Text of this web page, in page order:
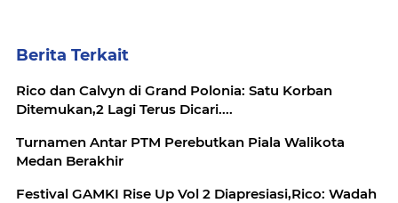
Berita Terkait
Rico dan Calvyn di Grand Polonia: Satu Korban
Ditemukan,2 Lagi Terus Dicari....
Turnamen Antar PTM Perebutkan Piala Walikota
Medan Berakhir
Festival GAMKI Rise Up Vol 2 Diapresiasi,Rico: Wadah